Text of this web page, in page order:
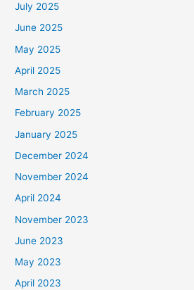
July 2025
June 2025
May 2025
April 2025
March 2025
February 2025
January 2025
December 2024
November 2024
April 2024
November 2023
June 2023
May 2023
April 2023